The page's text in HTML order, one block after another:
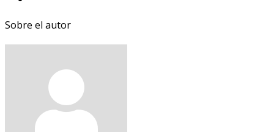
Sobre el autor